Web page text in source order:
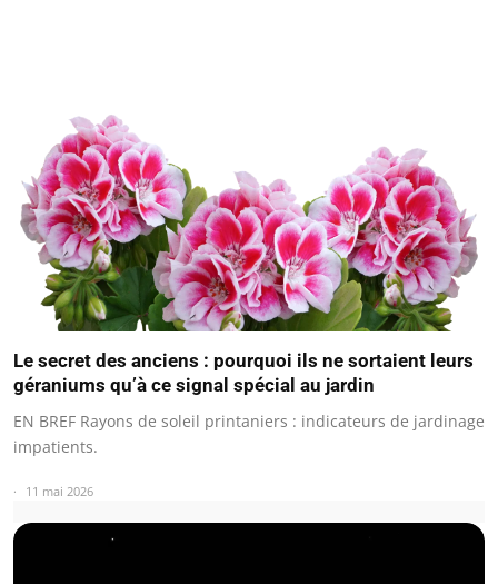
Le secret des anciens : pourquoi ils ne sortaient leurs
géraniums qu’à ce signal spécial au jardin
EN BREF Rayons de soleil printaniers : indicateurs de jardinage
impatients.
11 mai 2026